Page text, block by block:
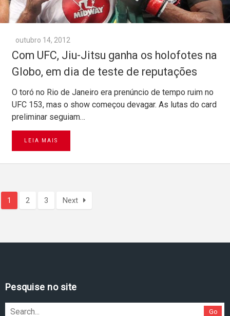
outubro 14, 2012
Com UFC, Jiu-Jitsu ganha os holofotes na
Globo, em dia de teste de reputações
O toró no Rio de Janeiro era prenúncio de tempo ruim no
UFC 153, mas o show começou devagar. As lutas do card
preliminar seguiam…
LEIA MAIS
1 2 3 Next
Pesquise no site
Go